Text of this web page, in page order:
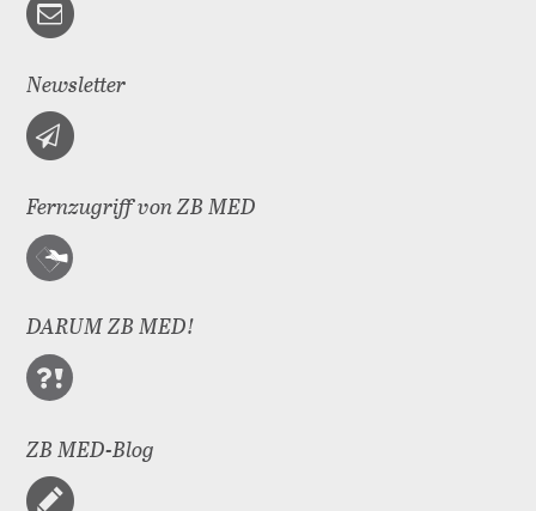
Newsletter
Fernzugriff von ZB MED
DARUM ZB MED!
ZB MED-Blog